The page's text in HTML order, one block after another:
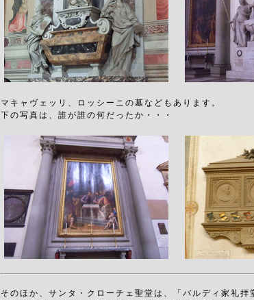
マキャヴェッリ、ロッシーニの墓などもあります。
下の写真は、誰が誰の何だったか・・・
そのほか、サンタ・クローチェ聖堂は、「バルディ家礼拝